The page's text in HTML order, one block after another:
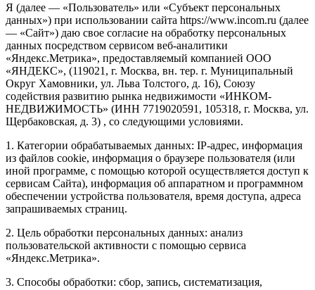
Я (далее — «Пользователь» или «Субъект персональных
данных») при использовании сайта https://www.incom.ru (далее
— «Сайт») даю свое согласие на обработку персональных
данных посредством сервисом веб-аналитики
«Яндекс.Метрика», предоставляемый компанией ООО
«ЯНДЕКС», (119021, г. Москва, вн. тер. г. Муниципальный
Округ Хамовники, ул. Льва Толстого, д. 16), Союзу
содействия развитию рынка недвижимости «ИНКОМ-
НЕДВИЖИМОСТЬ» (ИНН 7719020591, 105318, г. Москва, ул.
Щербаковская, д. 3) , со следующими условиями.
1. Категории обрабатываемых данных: IP-адрес, информация
из файлов cookie, информация о браузере пользователя (или
иной программе, с помощью которой осуществляется доступ к
сервисам Сайта), информация об аппаратном и программном
обеспечении устройства пользователя, время доступа, адреса
запрашиваемых страниц.
2. Цель обработки персональных данных: анализ
пользовательской активности с помощью сервиса
«Яндекс.Метрика».
3. Способы обработки: сбор, запись, систематизация,